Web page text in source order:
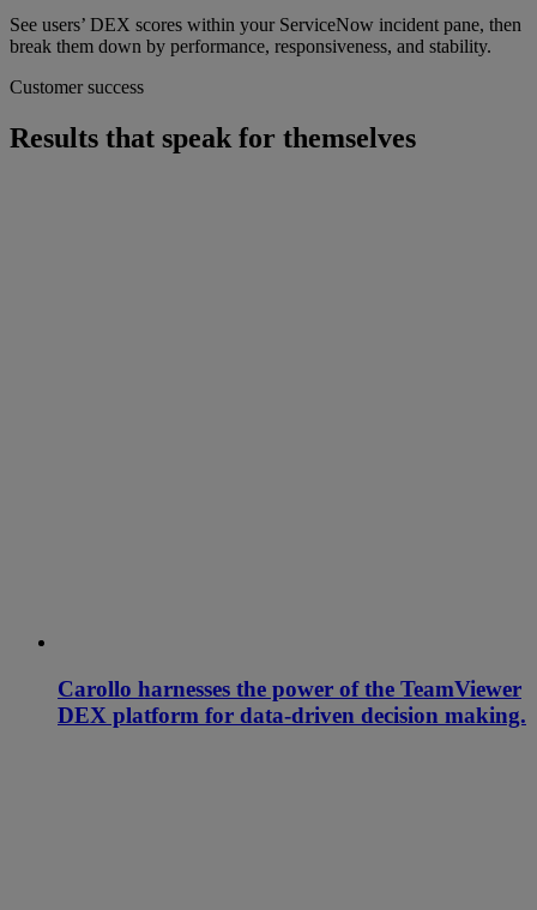
See users’ DEX scores within your ServiceNow incident pane, then
break them down by performance, responsiveness, and stability.
Customer success
Results that speak for themselves
Carollo harnesses the power of the TeamViewer
DEX platform for data-driven decision making.